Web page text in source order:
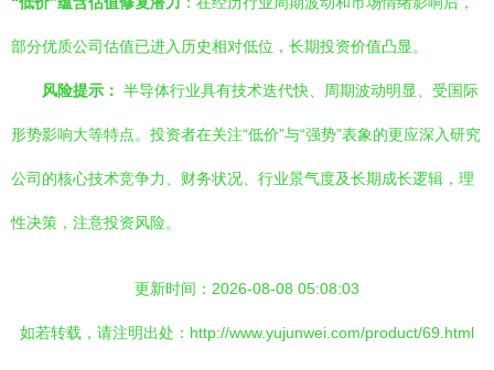
部分优质公司估值已进入历史相对低位，长期投资价值凸显。
风险提示： 半导体行业具有技术迭代快、周期波动明显、受国际
形势影响大等特点。投资者在关注“低价”与“强势”表象的更应深入研究
公司的核心技术竞争力、财务状况、行业景气度及长期成长逻辑，理
性决策，注意投资风险。
更新时间：2026-08-08 05:08:03
如若转载，请注明出处：http://www.yujunwei.com/product/69.html